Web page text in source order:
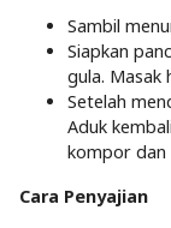
Sambil
Siapkan
gula. Masak
Setelah
Aduk
kompor dan
Cara Penyajian